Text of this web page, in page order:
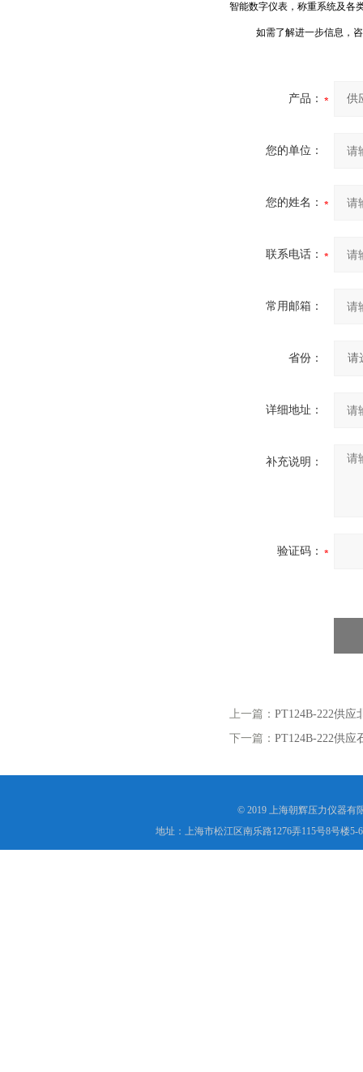
智能数字仪表，称重系统及各
如需了解进一步信息，
产品：
您的单位：
您的姓名：
联系电话：
常用邮箱：
省份：
详细地址：
补充说明：
验证码：
上一篇： PT124B-222供应
下一篇： PT124B-222供应
© 2019 上海朝辉压力仪器有
地址：上海市松江区南乐路1276弄115号8号楼5-